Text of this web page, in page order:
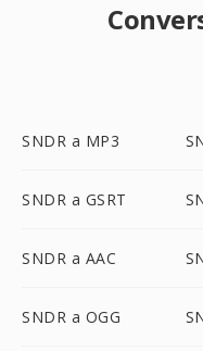
SNDR a MP3
SNDR a GSRT
SNDR a AAC
SNDR a OGG